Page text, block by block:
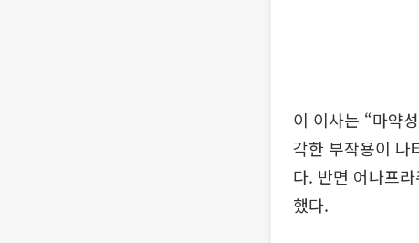
이 이사는 “마약
각한 부작용이 나
다. 반면 어나프
했다.